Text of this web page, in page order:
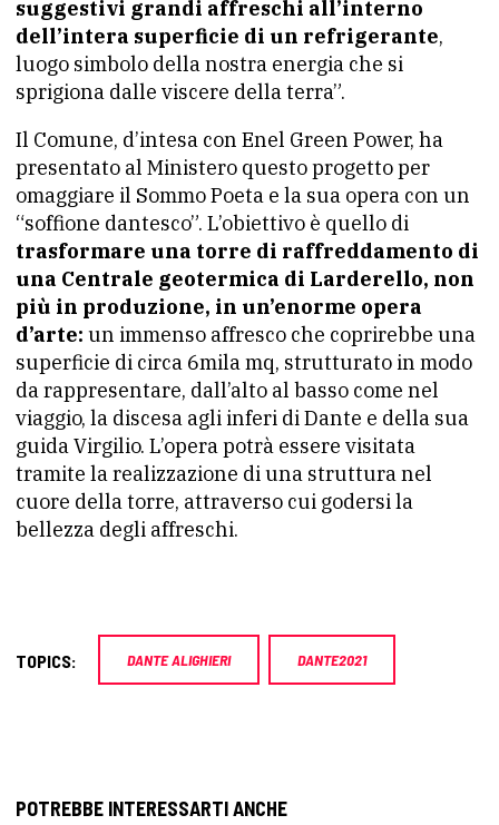
suggestivi grandi affreschi all’interno
dell’intera superficie di un refrigerante,
luogo simbolo della nostra energia che si
sprigiona dalle viscere della terra”.
Il Comune, d’intesa con Enel Green Power, ha
presentato al Ministero questo progetto per
omaggiare il Sommo Poeta e la sua opera con un
“soffione dantesco”. L’obiettivo è quello di
trasformare una torre di raffreddamento di
una Centrale geotermica di Larderello, non
più in produzione, in un’enorme opera
d’arte: un immenso affresco che coprirebbe una
superficie di circa 6mila mq, strutturato in modo
da rappresentare, dall’alto al basso come nel
viaggio, la discesa agli inferi di Dante e della sua
guida Virgilio. L’opera potrà essere visitata
tramite la realizzazione di una struttura nel
cuore della torre, attraverso cui godersi la
bellezza degli affreschi.
TOPICS: DANTE ALIGHIERI DANTE2021
POTREBBE INTERESSARTI ANCHE